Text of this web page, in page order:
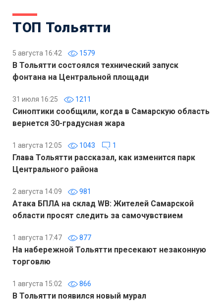
ТОП Тольятти
5 августа 16:42 1579
В Тольятти состоялся технический запуск
фонтана на Центральной площади
31 июля 16:25 1211
Синоптики сообщили, когда в Самарскую область
вернется 30-градусная жара
1 августа 12:05 1043 1
Глава Тольятти рассказал, как изменится парк
Центрального района
2 августа 14:09 981
Атака БПЛА на склад WB: Жителей Самарской
области просят следить за самочувствием
1 августа 17:47 877
На набережной Тольятти пресекают незаконную
торговлю
1 августа 15:02 866
В Тольятти появился новый мурал